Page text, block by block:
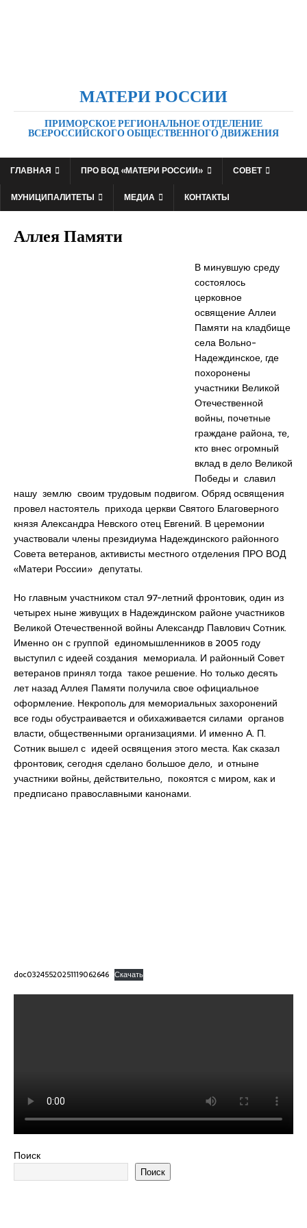
МАТЕРИ РОССИИ
ПРИМОРСКОЕ РЕГИОНАЛЬНОЕ ОТДЕЛЕНИЕ
ВСЕРОССИЙСКОГО ОБЩЕСТВЕННОГО ДВИЖЕНИЯ
ГЛАВНАЯ ПРО ВОД «МАТЕРИ РОССИИ»
СОВЕТ
МУНИЦИПАЛИТЕТЫ
МЕДИА КОНТАКТЫ
Аллея Памяти
В минувшую среду
состоялось
церковное
освящение Аллеи
Памяти на кладбище
села Вольно-
Надеждинское, где
похоронены
участники Великой
Отечественной
войны, почетные
граждане района, те,
кто внес огромный
вклад в дело Великой
Победы и славил
нашу землю своим трудовым подвигом. Обряд освящения
провел настоятель прихода церкви Святого Благоверного
князя Александра Невского отец Евгений. В церемонии
участвовали члены президиума Надеждинского районного
Совета ветеранов, активисты местного отделения ПРО ВОД
«Матери России» депутаты.
Но главным участником стал 97-летний фронтовик, один из
четырех ныне живущих в Надеждинском районе участников
Великой Отечественной войны Александр Павлович Сотник.
Именно он с группой единомышленников в 2005 году
выступил с идеей создания мемориала. И районный Совет
ветеранов принял тогда такое решение. Но только десять
лет назад Аллея Памяти получила свое официальное
оформление. Некрополь для мемориальных захоронений
все годы обустраивается и обихаживается силами органов
власти, общественными организациями. И именно А. П.
Сотник вышел с идеей освящения этого места. Как сказал
фронтовик, сегодня сделано большое дело, и отныне
участники войны, действительно, покоятся с миром, как и
предписано православными канонами.
doc03245520251119062646 Скачать
Поиск
Поиск